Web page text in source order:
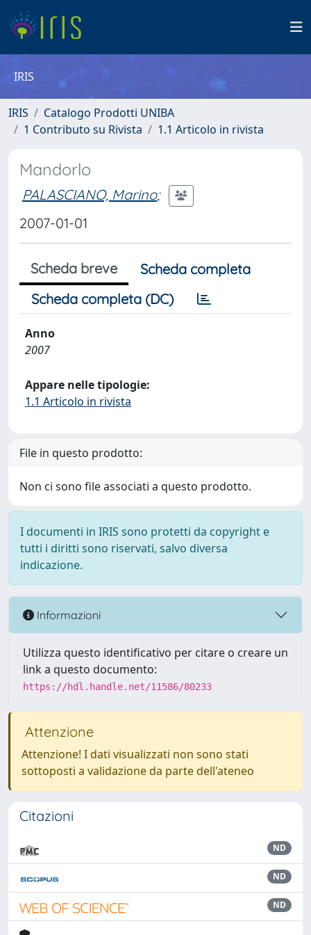
IRIS
IRIS
Catalogo Prodotti UNIBA
1 Contributo su Rivista
1.1 Articolo in rivista
Mandorlo
PALASCIANO, Marino;
2007-01-01
Scheda breve
Scheda completa
Scheda completa (DC)
Anno
2007
Appare nelle tipologie:
1.1 Articolo in rivista
File in questo prodotto:
Non ci sono file associati a questo prodotto.
I documenti in IRIS sono protetti da copyright e
tutti i diritti sono riservati, salvo diversa
indicazione.
Informazioni
Utilizza questo identificativo per citare o creare un
link a questo documento:
https://hdl.handle.net/11586/80233
Attenzione
Attenzione! I dati visualizzati non sono stati
sottoposti a validazione da parte dell'ateneo
Citazioni
ND
ND
ND